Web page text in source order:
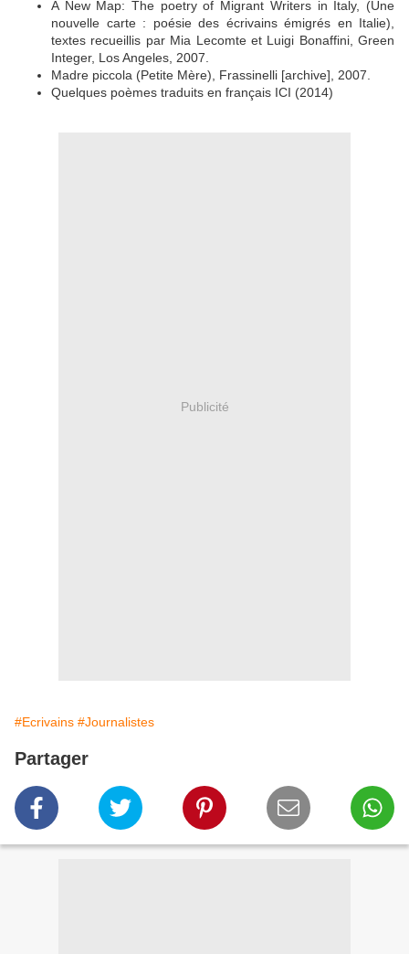
A New Map: The poetry of Migrant Writers in Italy, (Une
nouvelle carte : poésie des écrivains émigrés en Italie),
textes recueillis par Mia Lecomte et Luigi Bonaffini, Green
Integer, Los Angeles, 2007.
Madre piccola (Petite Mère), Frassinelli [archive], 2007.
Quelques poèmes traduits en français ICI (2014)
Publicité
#Ecrivains #Journalistes
Partager